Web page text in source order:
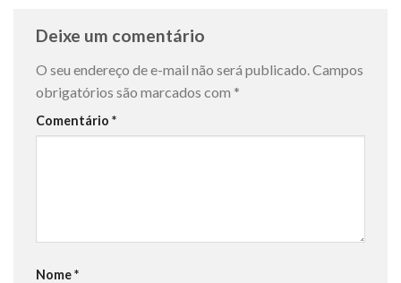
Deixe um comentário
O seu endereço de e-mail não será publicado. Campos
obrigatórios são marcados com *
Comentário *
Nome*